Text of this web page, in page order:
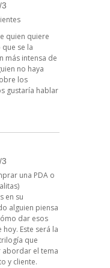
quien quiere
se la
más intensa de
no haya
los
gustaría hablar
una PDA o
en su
alguien piensa
dar esos
Este será la
que
el tema
y cliente.